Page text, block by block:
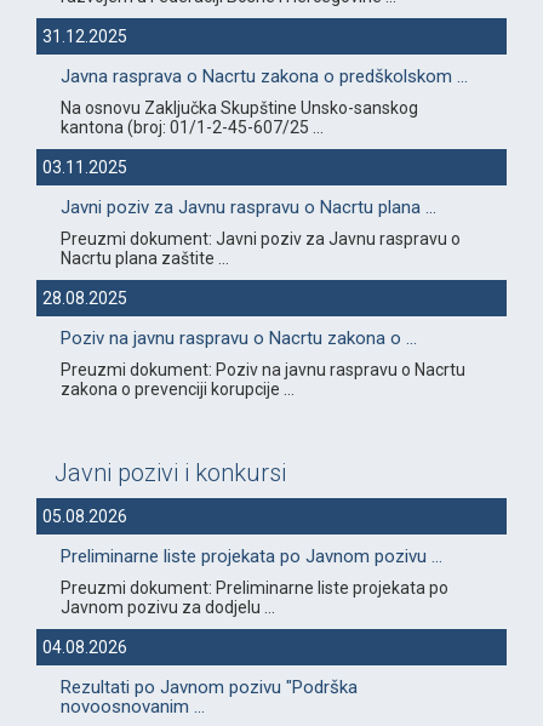
31.12.2025
Javna rasprava o Nacrtu zakona o predškolskom ...
Na osnovu Zaključka Skupštine Unsko-sanskog
kantona (broj: 01/1-2-45-607/25 ...
03.11.2025
Javni poziv za Javnu raspravu o Nacrtu plana ...
Preuzmi dokument: Javni poziv za Javnu raspravu o
Nacrtu plana zaštite ...
28.08.2025
Poziv na javnu raspravu o Nacrtu zakona o ...
Preuzmi dokument: Poziv na javnu raspravu o Nacrtu
zakona o prevenciji korupcije ...
Javni pozivi i konkursi
05.08.2026
Preliminarne liste projekata po Javnom pozivu ...
Preuzmi dokument: Preliminarne liste projekata po
Javnom pozivu za dodjelu ...
04.08.2026
Rezultati po Javnom pozivu "Podrška
novoosnovanim ...